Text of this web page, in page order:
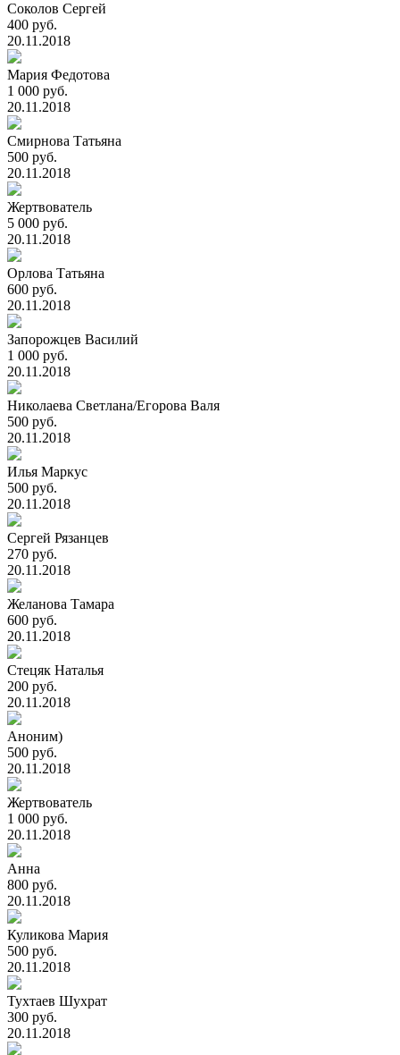
Соколов Сергей
400 руб.
20.11.2018
Мария Федотова
1 000 руб.
20.11.2018
Смирнова Татьяна
500 руб.
20.11.2018
Жертвователь
5 000 руб.
20.11.2018
Орлова Татьяна
600 руб.
20.11.2018
Запорожцев Василий
1 000 руб.
20.11.2018
Николаева Светлана/Егорова Валя
500 руб.
20.11.2018
Илья Маркус
500 руб.
20.11.2018
Сергей Рязанцев
270 руб.
20.11.2018
Желанова Тамара
600 руб.
20.11.2018
Стецяк Наталья
200 руб.
20.11.2018
Аноним)
500 руб.
20.11.2018
Жертвователь
1 000 руб.
20.11.2018
Анна
800 руб.
20.11.2018
Куликова Мария
500 руб.
20.11.2018
Тухтаев Шухрат
300 руб.
20.11.2018